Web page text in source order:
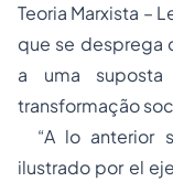
Teoria Marxista –
que se desprega
a uma
transformação
“A lo anterior
ilustrado por el